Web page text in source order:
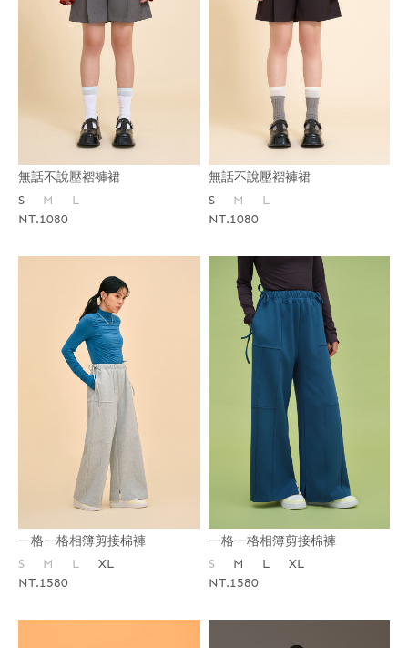
無話不說壓褶褲裙
S
M
L
NT.1080
無話不說壓褶褲裙
S
M
L
NT.1080
一格一格相簿剪接棉褲
S
M L
XL
NT.1580
一格一格相簿剪接棉褲
S
M L
XL
NT.1580